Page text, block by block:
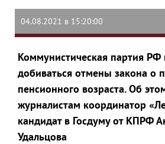
04.08.2021 в 15:20:00
Коммунистическая партия РФ
добиваться отмены закона о
пенсионного возраста. Об
журналистам координатор
кандидат в Госдуму от КПРФ
Удальцова